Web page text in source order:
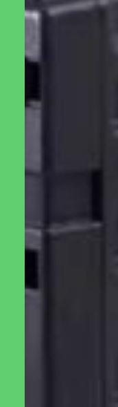
ביטחון ויכולת
נקי
על בריאותן של
הזמן יכול למנוע
שעמדו
וטריותם.
שלכם ולמנוע
למינם, דאגו לא
הציפור מגיעה